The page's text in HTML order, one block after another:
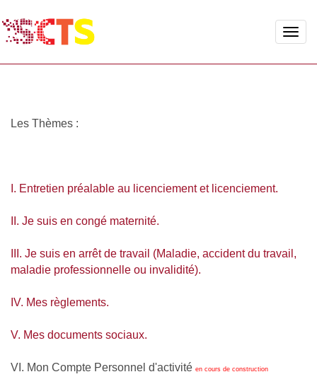
Toggle
Les Thèmes :
I. Entretien préalable au licenciement et licenciement.
II. Je suis en congé maternité.
III. Je suis en arrêt de travail (Maladie, accident du travail,
maladie professionnelle ou invalidité).
IV. Mes règlements.
V. Mes documents sociaux.
VI. Mon Compte Personnel d'activité en cours de construction